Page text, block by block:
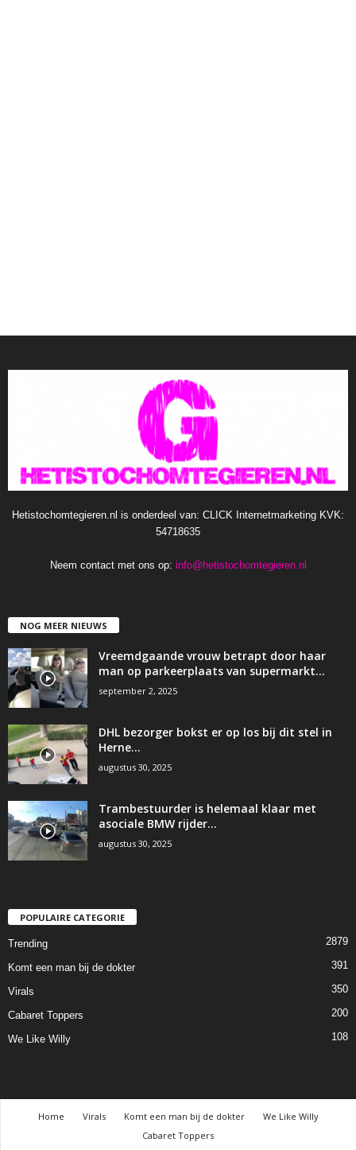
Hetistochomtegieren.nl is onderdeel van: CLICK Internetmarketing KVK:
54718635
Neem contact met ons op: info@hetistochomtegieren.nl
NOG MEER NIEUWS
Vreemdgaande vrouw betrapt door haar
man op parkeerplaats van supermarkt…
september 2, 2025
DHL bezorger bokst er op los bij dit stel in
Herne…
augustus 30, 2025
Trambestuurder is helemaal klaar met
asociale BMW rijder…
augustus 30, 2025
POPULAIRE CATEGORIE
Trending 2879
Komt een man bij de dokter 391
Virals 350
Cabaret Toppers 200
We Like Willy 108
Home Virals Komt een man bij de dokter
We Like Willy
Cabaret Toppers